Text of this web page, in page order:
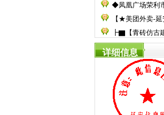
◆凤凰广场荣利
【★美团外卖-
┣▇【青砖仿古
详细信息